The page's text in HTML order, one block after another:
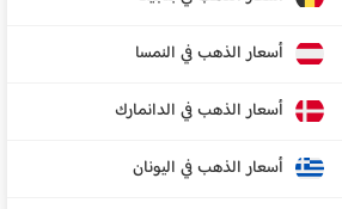
أسعار الذهب في النمسا
أسعار الذهب في الدانمارك
أسعار الذهب في اليونان